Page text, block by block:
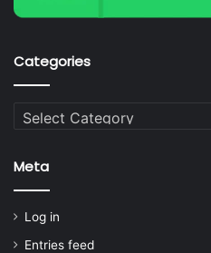
Categories
Categories
Meta
Log in
Entries feed